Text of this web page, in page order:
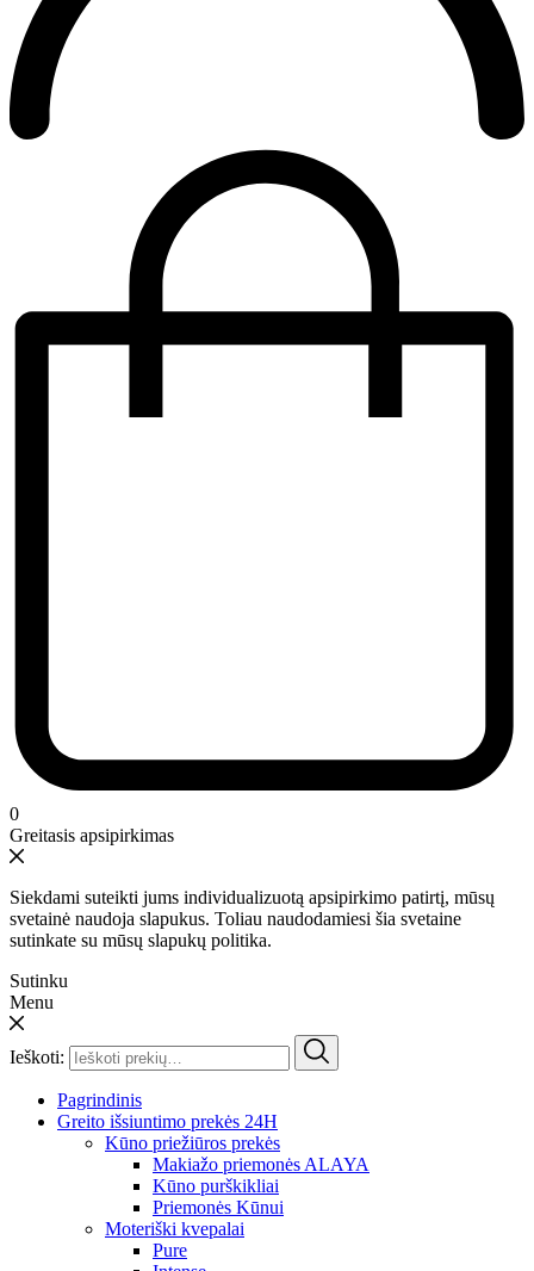
0
Greitasis apsipirkimas
Siekdami suteikti jums individualizuotą apsipirkimo patirtį, mūsų
svetainė naudoja slapukus. Toliau naudodamiesi šia svetaine
sutinkate su mūsų slapukų politika.
Sutinku
Menu
Ieškoti:
Pagrindinis
Greito išsiuntimo prekės 24H
Kūno priežiūros prekės
Makiažo priemonės ALAYA
Kūno purškikliai
Priemonės Kūnui
Moteriški kvepalai
Pure